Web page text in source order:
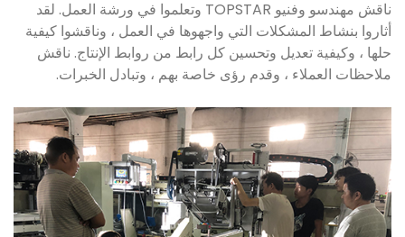
ناقش مهندسو وفنيو TOPSTAR وتعلموا في ورشة العمل. لقد
أثاروا بنشاط المشكلات التي واجهوها في العمل ، وناقشوا كيفية
حلها ، وكيفية تعديل وتحسين كل رابط من روابط الإنتاج. ناقش
ملاحظات العملاء ، وقدم رؤى خاصة بهم ، وتبادل الخبرات.